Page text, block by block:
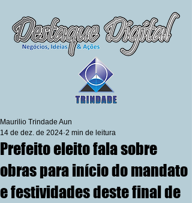
Prefeito eleito fala sobre
obras para início do mandato
e festividades deste final de
Maurilio Trindade Aun
14 de dez. de 2024 2 min de leitura